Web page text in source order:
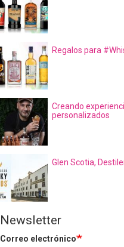
Regalos para
Creando
personalizados
Glen Scotia,
Newsletter
Correo electrónico